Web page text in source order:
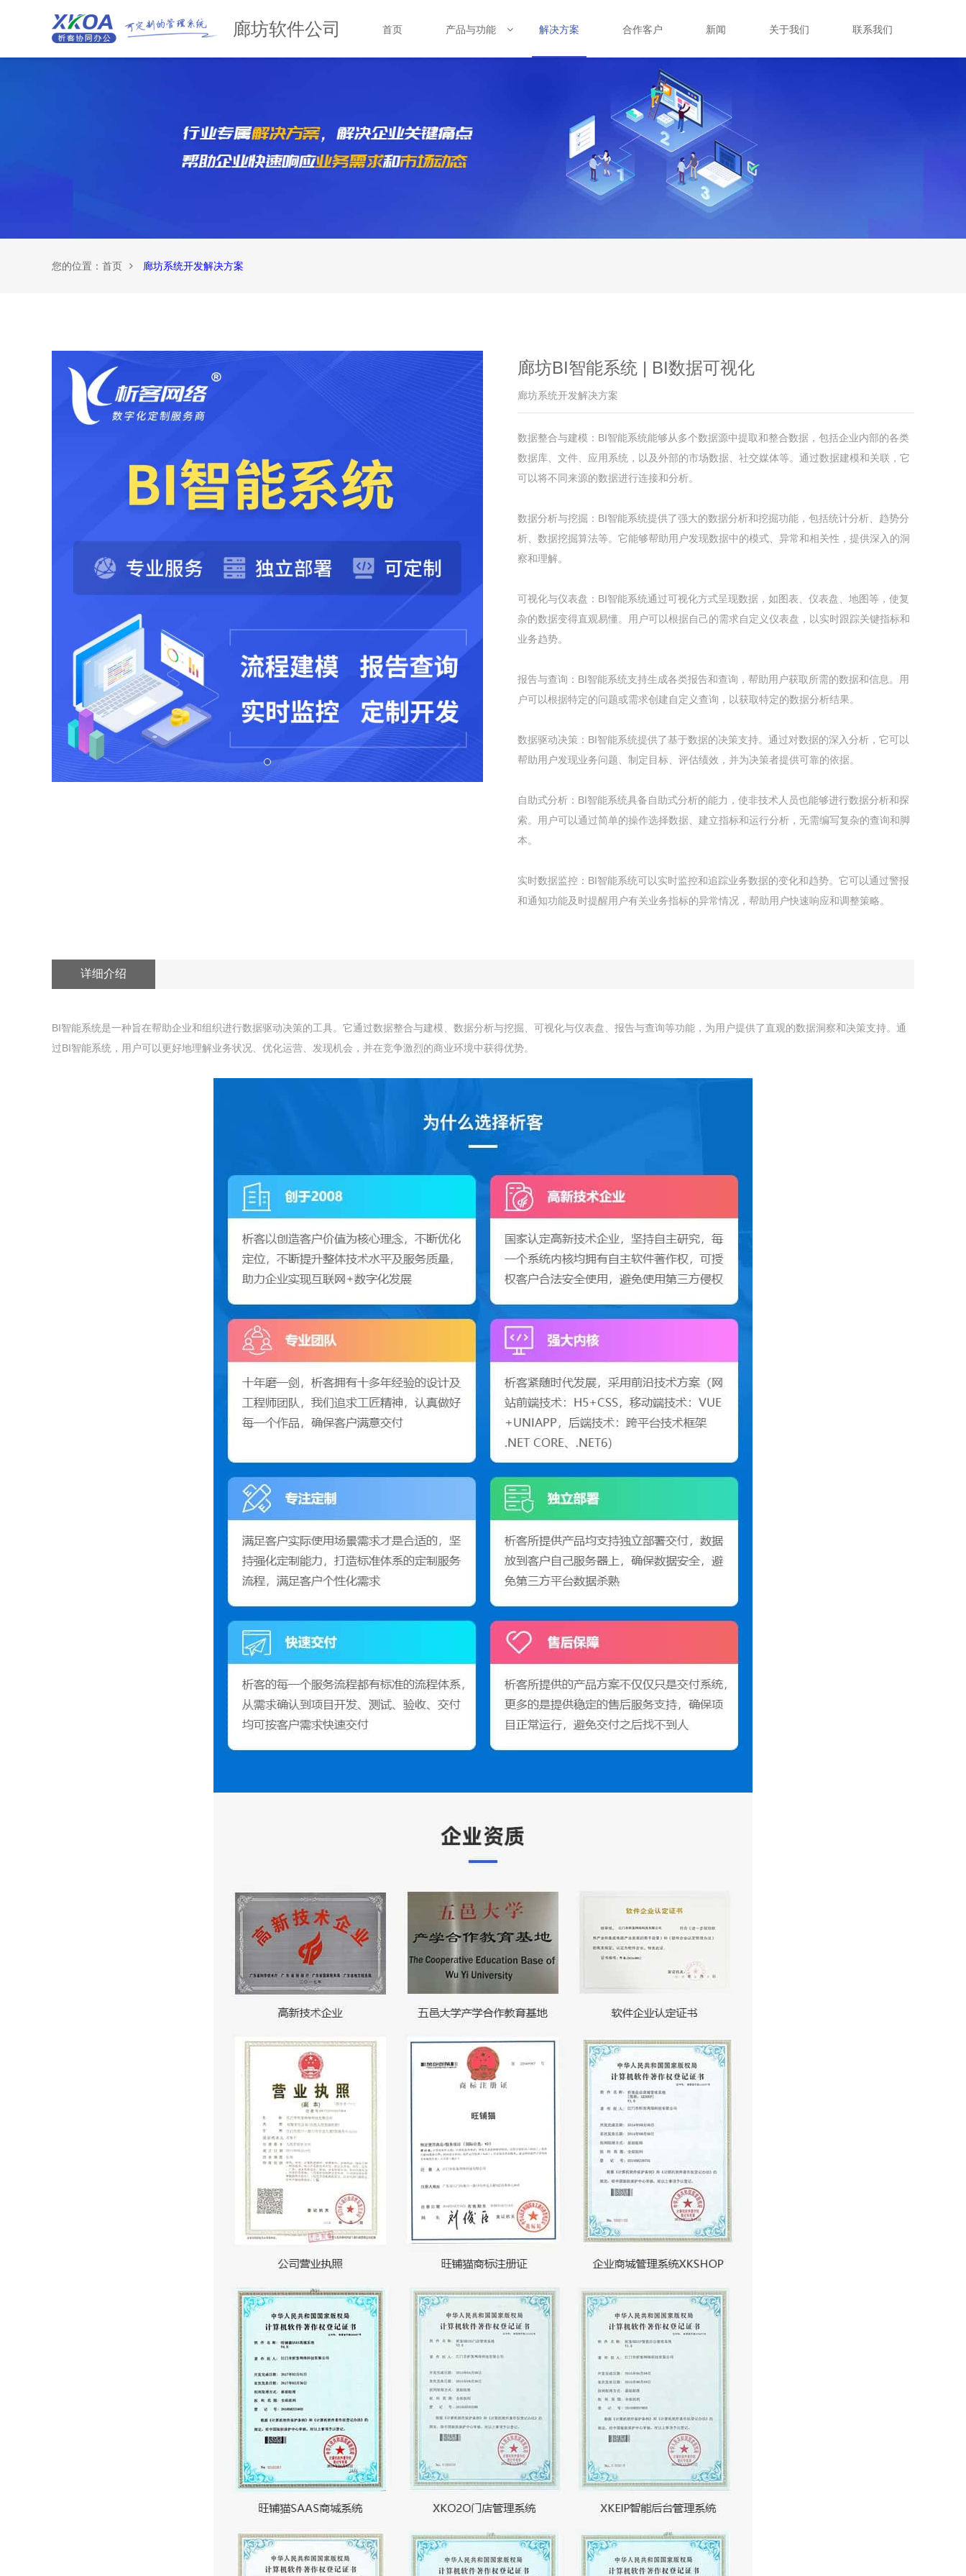
廊坊软件公司 首页 产品与功能 合作客户 新闻 关于我们 联系我们
您的位置： 首页 廊坊系统开发解决方案
廊坊BI智能系统 | BI数据可视化
廊坊系统开发解决方案
数据整合与建模：BI智能系统能够从多个数据源中提取和整合数据，包括企业内部的各类
数据库、文件、应用系统，以及外部的市场数据、社交媒体等。通过数据建模和关联，它
可以将不同来源的数据进行连接和分析。
数据分析与挖掘：BI智能系统提供了强大的数据分析和挖掘功能，包括统计分析、趋势分
析、数据挖掘算法等。它能够帮助用户发现数据中的模式、异常和相关性，提供深入的洞
察和理解。
可视化与仪表盘：BI智能系统通过可视化方式呈现数据，如图表、仪表盘、地图等，使复
杂的数据变得直观易懂。用户可以根据自己的需求自定义仪表盘，以实时跟踪关键指标和
业务趋势。
报告与查询：BI智能系统支持生成各类报告和查询，帮助用户获取所需的数据和信息。用
户可以根据特定的问题或需求创建自定义查询，以获取特定的数据分析结果。
数据驱动决策：BI智能系统提供了基于数据的决策支持。通过对数据的深入分析，它可以
帮助用户发现业务问题、制定目标、评估绩效，并为决策者提供可靠的依据。
自助式分析：BI智能系统具备自助式分析的能力，使非技术人员也能够进行数据分析和探
索。用户可以通过简单的操作选择数据、建立指标和运行分析，无需编写复杂的查询和脚
本。
实时数据监控：BI智能系统可以实时监控和追踪业务数据的变化和趋势。它可以通过警报
和通知功能及时提醒用户有关业务指标的异常情况，帮助用户快速响应和调整策略。
详细介绍
BI智能系统是一种旨在帮助企业和组织进行数据驱动决策的工具。它通过数据整合与建模、数据分析与挖掘、可视化与仪表盘、报告与查询等功能，为用户提供了直观的数据洞察和决策支持。通
过BI智能系统，用户可以更好地理解业务状况、优化运营、发现机会，并在竞争激烈的商业环境中获得优势。